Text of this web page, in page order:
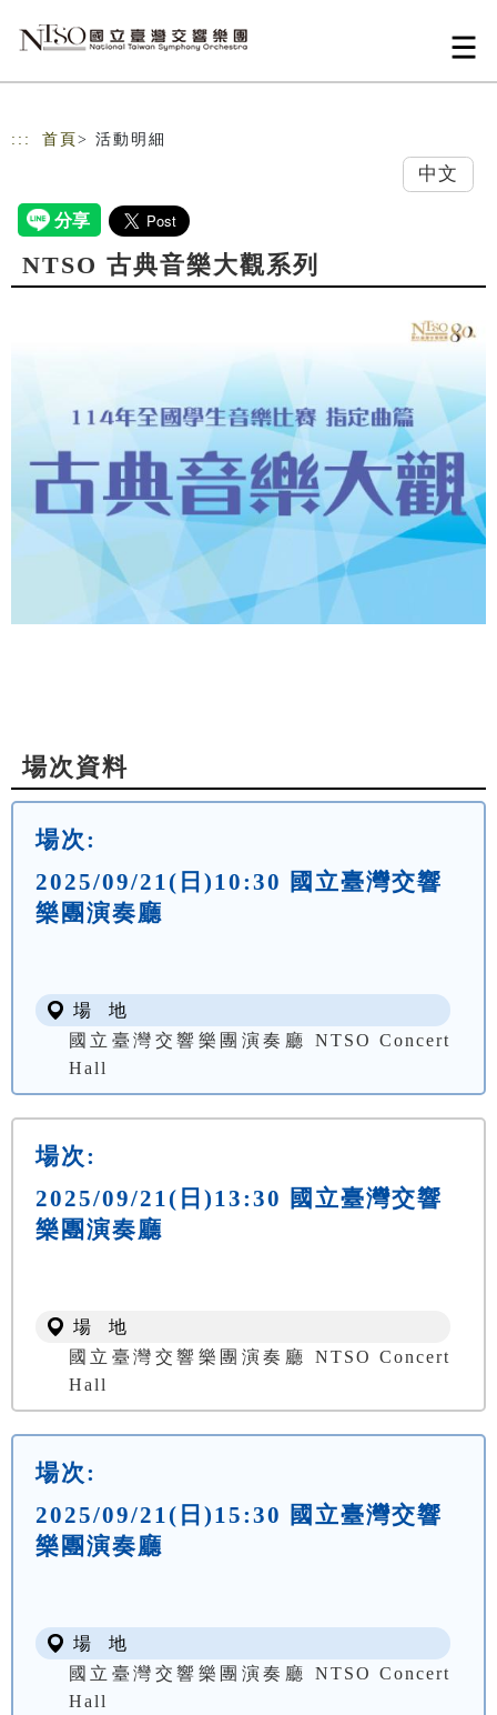
::: 首頁 > 活動明細
中文
NTSO 古典音樂大觀系列
場次資料
場次:
2025/09/21(日)10:30 國立臺灣交響
樂團演奏廳
場 地
國立臺灣交響樂團演奏廳 NTSO Concert
Hall
場次:
2025/09/21(日)13:30 國立臺灣交響
樂團演奏廳
場 地
國立臺灣交響樂團演奏廳 NTSO Concert
Hall
場次:
2025/09/21(日)15:30 國立臺灣交響
樂團演奏廳
場 地
國立臺灣交響樂團演奏廳 NTSO Concert
Hall